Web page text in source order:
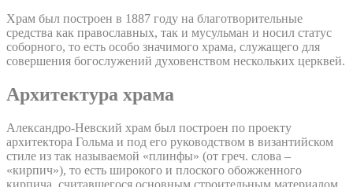
Храм был построен в 1887 году на благотворительные
средства как православных, так и мусульман и носил статус
соборного, то есть особо значимого храма, служащего для
совершения богослужений духовенством нескольких церквей.
Архитектура храма
Александро-Невский храм был построен по проекту
архитектора Гольма и под его руководством в византийском
стиле из так называемой «плинфы» (от греч. слова –
«кирпич»), то есть широкого и плоского обожженного
кирпича, считавшегося основным строительным материалом